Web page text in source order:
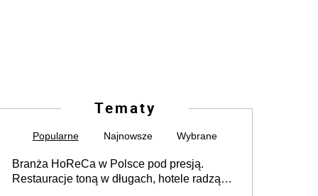
Tematy
Popularne Najnowsze Wybrane
Branża HoReCa w Polsce pod presją.
Restauracje toną w długach, hotele radzą